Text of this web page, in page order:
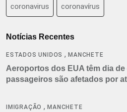
coronavirus coronavírus
Notícias Recentes
ESTADOS UNIDOS ,MANCHETE
Aeroportos dos EUA têm dia
passageiros são afetados por
IMIGRAÇÃO ,MANCHETE